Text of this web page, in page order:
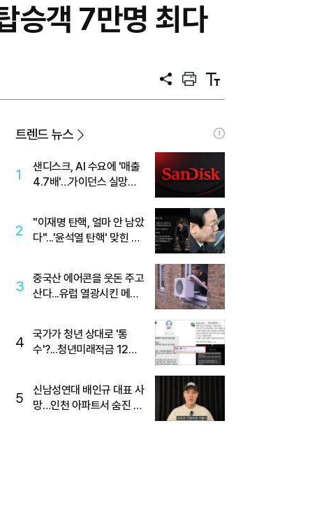
객 7만명 최다
공
프
트
텍
트
트렌드 뉴스
1
샌디스크, AI 수요에 '매출
4.7배'…가이던스 실망에
2
"이재명 탄핵, 얼마 안 남았
다"...'윤석열 탄핵' 맞힌 무
3
중국산 에어콘을 웃돈 주고
산다...유럽 열광시킨 메이
4
국가가 청년 상대로 '통
수'?...청년미래적금 12%
5
신남성연대 배인규 대표 사
망…인천 아파트서 숨진 채